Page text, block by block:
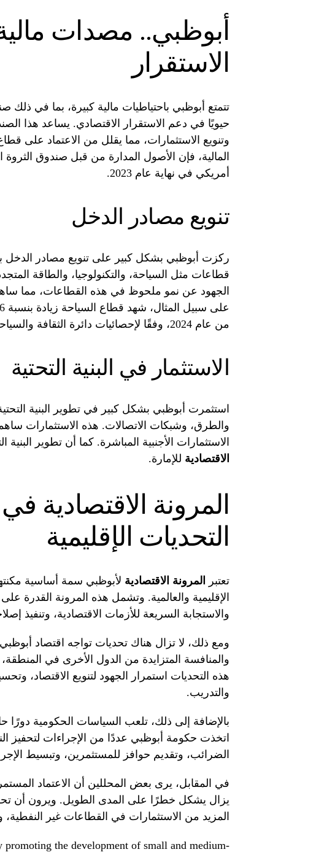
أبوظبي.. مصدات
الاستقرار
تتمتع أبوظبي باحتياطيات مالية كبيرة، بما في ذلك
حيويًا في دعم الاستقرار الاقتصادي. يساعد هذا
وتنويع الاستثمارات، مما يقلل من الاعتماد على
أمريكي في نهاية عام 2023.
تنويع مصادر الدخل
ركزت أبوظبي بشكل كبير على تنويع مصادر الدخل
قطاعات مثل السياحة، والتكنولوجيا، والطاقة
الجهود عن نمو ملحوظ في هذه القطاعات، مما
من عام 2024، وفقًا لإحصائيات دائرة الثقافة والسياحة.
الاستثمار في البنية التحتية
استثمرت أبوظبي بشكل كبير في تطوير البنية
والطرق، وشبكات الاتصالات. هذه الاستثمارات
الاستثمارات الأجنبية المباشرة. كما أن تطوير البنية
الاقتصادية للإمارة.
المرونة الاقتصادية
التحديات الإقليمية
تعتبر المرونة الاقتصادية لأبوظبي سمة أساسية
الإقليمية والعالمية. وتشمل هذه المرونة القدرة
والاستجابة السريعة للأزمات الاقتصادية، وتنفيذ
ومع ذلك، لا تزال هناك تحديات تواجه اقتصاد
والمنافسة المتزايدة من الدول الأخرى في
هذه التحديات استمرار الجهود لتنويع الاقتصاد،
والتدريب.
بالإضافة إلى ذلك، تلعب السياسات الحكومية دورًا
اتخذت حكومة أبوظبي عددًا من الإجراءات لتحفيز
الضرائب، وتقديم حوافز للمستثمرين، وتبسيط
في المقابل، يرى بعض المحللين أن الاعتماد
يزال يشكل خطرًا على المدى الطويل. ويرون أن
المزيد من الاستثمارات في القطاعات غير النفطية،
the development of small and medium-